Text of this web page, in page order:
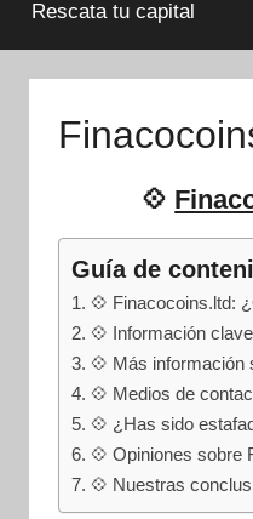
que
historia
Estafado.com
Rescata tu capital
💠
Guía de
💠 Finacocoins.ltd:
💠 Información
💠 Más información
💠 Medios de
💠 ¿Has sido
💠 Opiniones sobre
💠 Nuestras